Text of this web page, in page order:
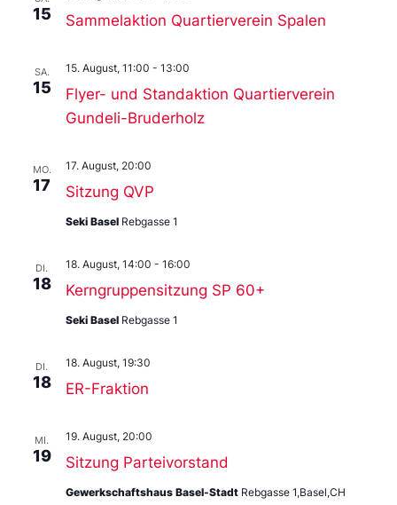
15 Sammelaktion Quartierverein Spalen
SA.
15
Flyer- und Standaktion Quartierverein
Gundeli-Bruderholz
15. August, 11:00 - 13:00
MO.
17 Sitzung QVP
17. August, 20:00
Seki Basel Rebgasse 1
DI.
18 Kerngruppensitzung SP 60+
18. August, 14:00 - 16:00
Seki Basel Rebgasse 1
DI.
18 ER-Fraktion
18. August, 19:30
MI.
19 Sitzung Parteivorstand
19. August, 20:00
Gewerkschaftshaus Basel-Stadt Rebgasse 1,Basel,CH